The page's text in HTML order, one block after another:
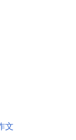
文